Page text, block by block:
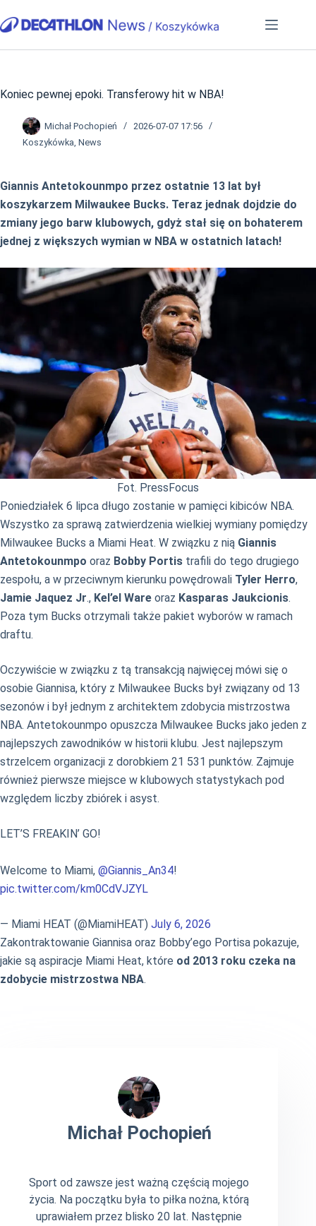
do
Koniec pewnej epoki. Transferowy hit w NBA!
Michał Pochopień
2026-07-07 17:56
Koszykówka, News
Giannis Antetokounmpo przez ostatnie 13 lat był
koszykarzem Milwaukee Bucks. Teraz jednak dojdzie do
zmiany jego barw klubowych, gdyż stał się on bohaterem
jednej z większych wymian w NBA w ostatnich latach!
Fot. PressFocus
Poniedziałek 6 lipca długo zostanie w pamięci kibiców NBA.
Wszystko za sprawą zatwierdzenia wielkiej wymiany pomiędzy
Milwaukee Bucks a Miami Heat. W związku z nią Giannis
Antetokounmpo oraz Bobby Portis trafili do tego drugiego
zespołu, a w przeciwnym kierunku powędrowali Tyler Herro,
Jamie Jaquez Jr., Kel’el Ware oraz Kasparas Jaukcionis.
Poza tym Bucks otrzymali także pakiet wyborów w ramach
draftu.
Oczywiście w związku z tą transakcją najwięcej mówi się o
osobie Giannisa, który z Milwaukee Bucks był związany od 13
sezonów i był jednym z architektem zdobycia mistrzostwa
NBA. Antetokounmpo opuszcza Milwaukee Bucks jako jeden z
najlepszych zawodników w historii klubu. Jest najlepszym
strzelcem organizacji z dorobkiem 21 531 punktów. Zajmuje
również pierwsze miejsce w klubowych statystykach pod
względem liczby zbiórek i asyst.
LET’S FREAKIN’ GO!
Welcome to Miami, @Giannis_An34!
pic.twitter.com/km0CdVJZYL
— Miami HEAT (@MiamiHEAT) July 6, 2026
Zakontraktowanie Giannisa oraz Bobby’ego Portisa pokazuje,
jakie są aspiracje Miami Heat, które od 2013 roku czeka na
zdobycie mistrzostwa NBA.
Michał Pochopień
Sport od zawsze jest ważną częścią mojego
życia. Na początku była to piłka nożna, którą
uprawiałem przez blisko 20 lat. Następnie